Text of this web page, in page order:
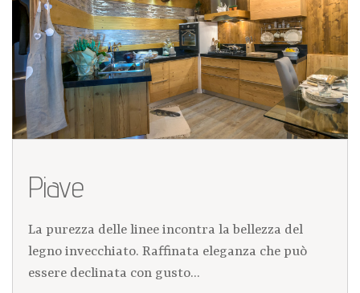
Piave
La purezza delle linee incontra la bellezza del
legno invecchiato. Raffinata eleganza che può
essere declinata con gusto...